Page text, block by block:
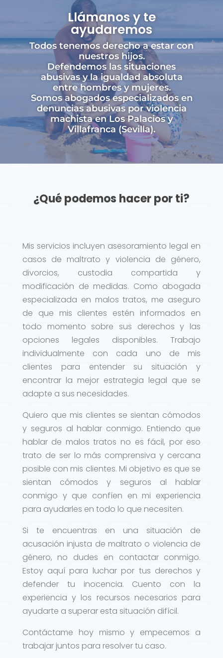
Llámanos y te
ayudaremos
Todos tenemos derecho a estar con
nuestros hijos.
Defendemos las situaciones
abusivas y la igualdad absoluta
entre hombres y mujeres.
Somos abogados especializados en
denuncias abusivas por violencia
machista en Los Palacios y
Villafranca (Sevilla).
¿Qué podemos hacer por ti?
Mis servicios incluyen asesoramiento legal en
casos de maltrato y violencia de género,
divorcios, custodia compartida y
modificación de medidas. Como abogada
especializada en malos tratos, me aseguro
de que mis clientes estén informados en
todo momento sobre sus derechos y las
opciones legales disponibles. Trabajo
individualmente con cada uno de mis
clientes para entender su situación y
encontrar la mejor estrategia legal que se
adapte a sus necesidades.
Quiero que mis clientes se sientan cómodos
y seguros al hablar conmigo. Entiendo que
hablar de malos tratos no es fácil, por eso
trato de ser lo más comprensiva y cercana
posible con mis clientes. Mi objetivo es que se
sientan cómodos y seguros al hablar
conmigo y que confíen en mi experiencia
para ayudarles en todo lo que necesiten.
Si te encuentras en una situación de
acusación injusta de maltrato o violencia de
género, no dudes en contactar conmigo.
Estoy aquí para luchar por tus derechos y
defender tu inocencia. Cuento con la
experiencia y los recursos necesarios para
ayudarte a superar esta situación difícil.
Contáctame hoy mismo y empecemos a
trabajar juntos para resolver tu caso.